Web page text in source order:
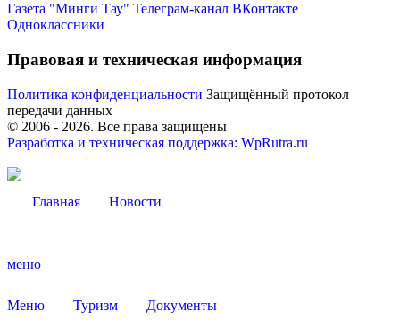
Газета "Минги Тау" Телеграм-канал ВКонтакте
Одноклассники
Правовая и техническая информация
Политика конфиденциальности Защищённый протокол
передачи данных
© 2006 - 2026. Все права защищены
Разработка и техническая поддержка: WpRutra.ru
Главная Новости
меню
Меню Туризм Документы